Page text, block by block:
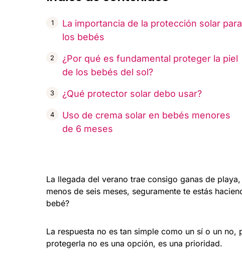
La importancia de la protección solar para
los bebés
¿Por qué es fundamental proteger la piel
de los bebés del sol?
¿Qué protector solar debo usar?
Uso de crema solar en bebés menores
de 6 meses
La llegada del verano trae consigo ganas de
menos de seis meses, seguramente te estás
bebé?
La respuesta no es tan simple como un sí o un
protegerla no es una opción, es una prioridad.